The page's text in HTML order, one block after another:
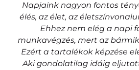
Napjaink nagyon fontos
élés, az élet, az
Ehhez nem elég a napi
munkavégzés, mert az
Ezért a tartalékok képzése
Aki gondolatilag idáig